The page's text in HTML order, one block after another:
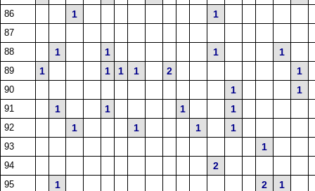
86 1 1
87
88
1 1 1 1
89 1 1 1 1 2 1
90 1 1
91 1 1 1 1
92 1 1 1 1
93 1
94 2
95 1 2 1